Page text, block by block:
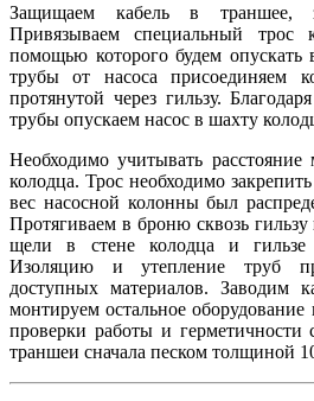
Защищаем кабель в траншее,
Привязываем специальный
помощью которого будем опускать
трубы от насоса присоединяем
протянутой через гильзу.
трубы опускаем насос в шахту
Необходимо учитывать
колодца. Трос необходимо
вес насосной колонны был
Протягиваем в броню сквозь
щели в стене колодца и
Изоляцию и утепление труб
доступных материалов. Заводим
монтируем остальное оборудование
проверки работы и герметичности
траншеи сначала песком толщиной